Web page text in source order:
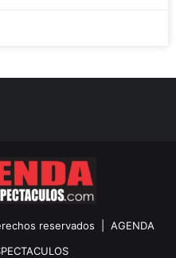
reservados | AGENDA